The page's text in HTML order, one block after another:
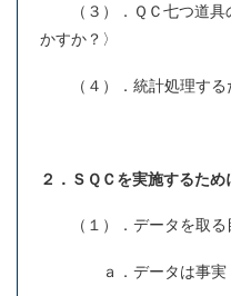
（３）．ＱＣ七つ道具
かすか？〉
（４）．統計処理する
２．ＳＱＣを実施するため
（１）．データを取る
ａ．データは事実（